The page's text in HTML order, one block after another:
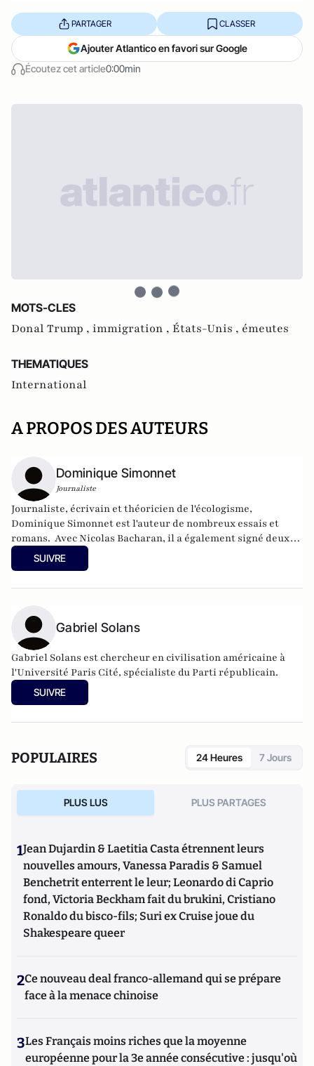
Écoutez cet article0:00min
PARTAGER CLASSER
Ajouter Atlantico en favori sur Google
MOTS-CLES
Donal Trump , immigration , États-Unis , émeutes
THEMATIQUES
International
A PROPOS DES AUTEURS
Dominique Simonnet
Journaliste
Journaliste, écrivain et théoricien de l'écologisme,
Dominique Simonnet est l'auteur de nombreux essais et
romans. Avec Nicolas Bacharan, il a également signé deux
essais sur les Etats-Unis aux Editions Perrin: "11 septembre,
le jour du chaos", et "Le guide des élections américaines".
SUIVRE
Gabriel Solans
Gabriel Solans est chercheur en civilisation américaine à
l'Université Paris Cité, spécialiste du Parti républicain.
SUIVRE
POPULAIRES 24 Heures 7 Jours
PLUS LUS PLUS PARTAGES
1Jean Dujardin & Laetitia Casta étrennent leurs
nouvelles amours, Vanessa Paradis & Samuel
Benchetrit enterrent le leur; Leonardo di Caprio
fond, Victoria Beckham fait du brukini, Cristiano
Ronaldo du bisco-fils; Suri ex Cruise joue du
Shakespeare queer
2Ce nouveau deal franco-allemand qui se prépare
face à la menace chinoise
3Les Français moins riches que la moyenne
européenne pour la 3e année consécutive : jusqu'où